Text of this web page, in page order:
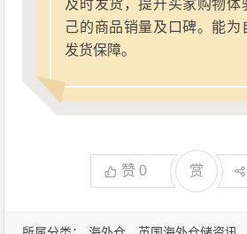
及时发货，提升买家购物体
己的商品销量及口碑。能为
发货保障。
赞0 赏